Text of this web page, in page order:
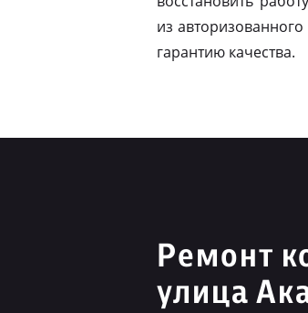
из
гарантию качества.
Ремонт
улица